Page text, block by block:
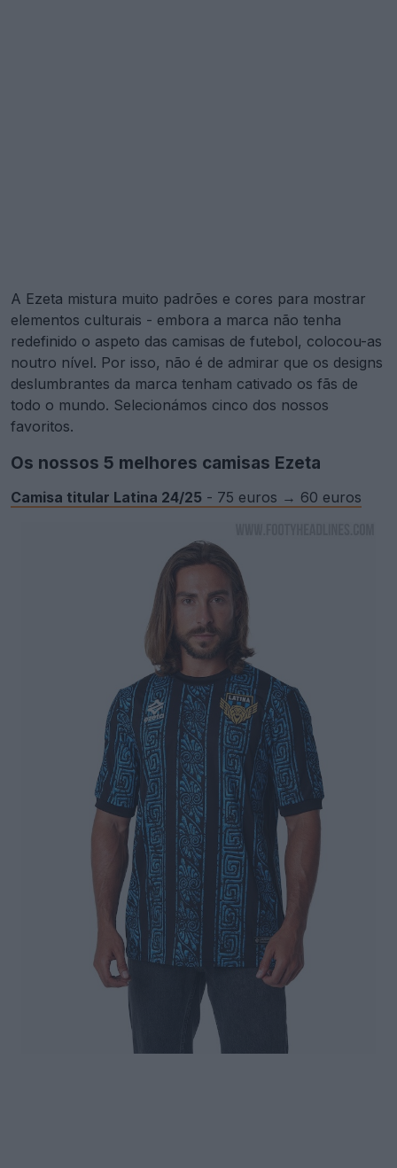
A Ezeta mistura muito padrões e cores para mostrar
elementos culturais - embora a marca não tenha
redefinido o aspeto das camisas de futebol, colocou-as
noutro nível. Por isso, não é de admirar que os designs
deslumbrantes da marca tenham cativado os fãs de
todo o mundo. Selecionámos cinco dos nossos
favoritos.
Os nossos 5 melhores camisas Ezeta
Camisa titular Latina 24/25 - 75 euros → 60 euros